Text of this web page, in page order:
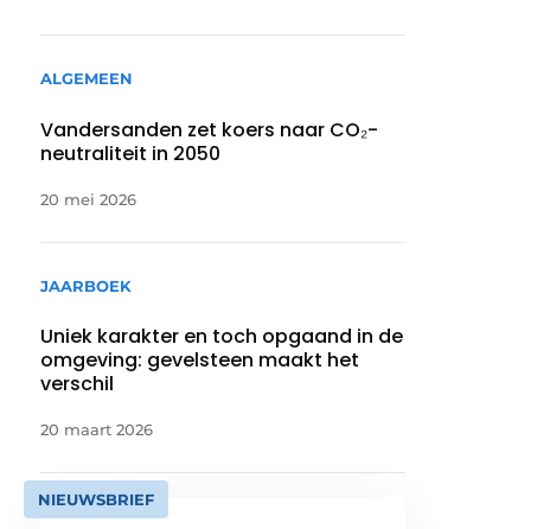
ALGEMEEN
Vandersanden zet koers naar CO₂-
neutraliteit in 2050
20 mei 2026
JAARBOEK
Uniek karakter en toch opgaand in de
omgeving: gevelsteen maakt het
verschil
20 maart 2026
NIEUWSBRIEF